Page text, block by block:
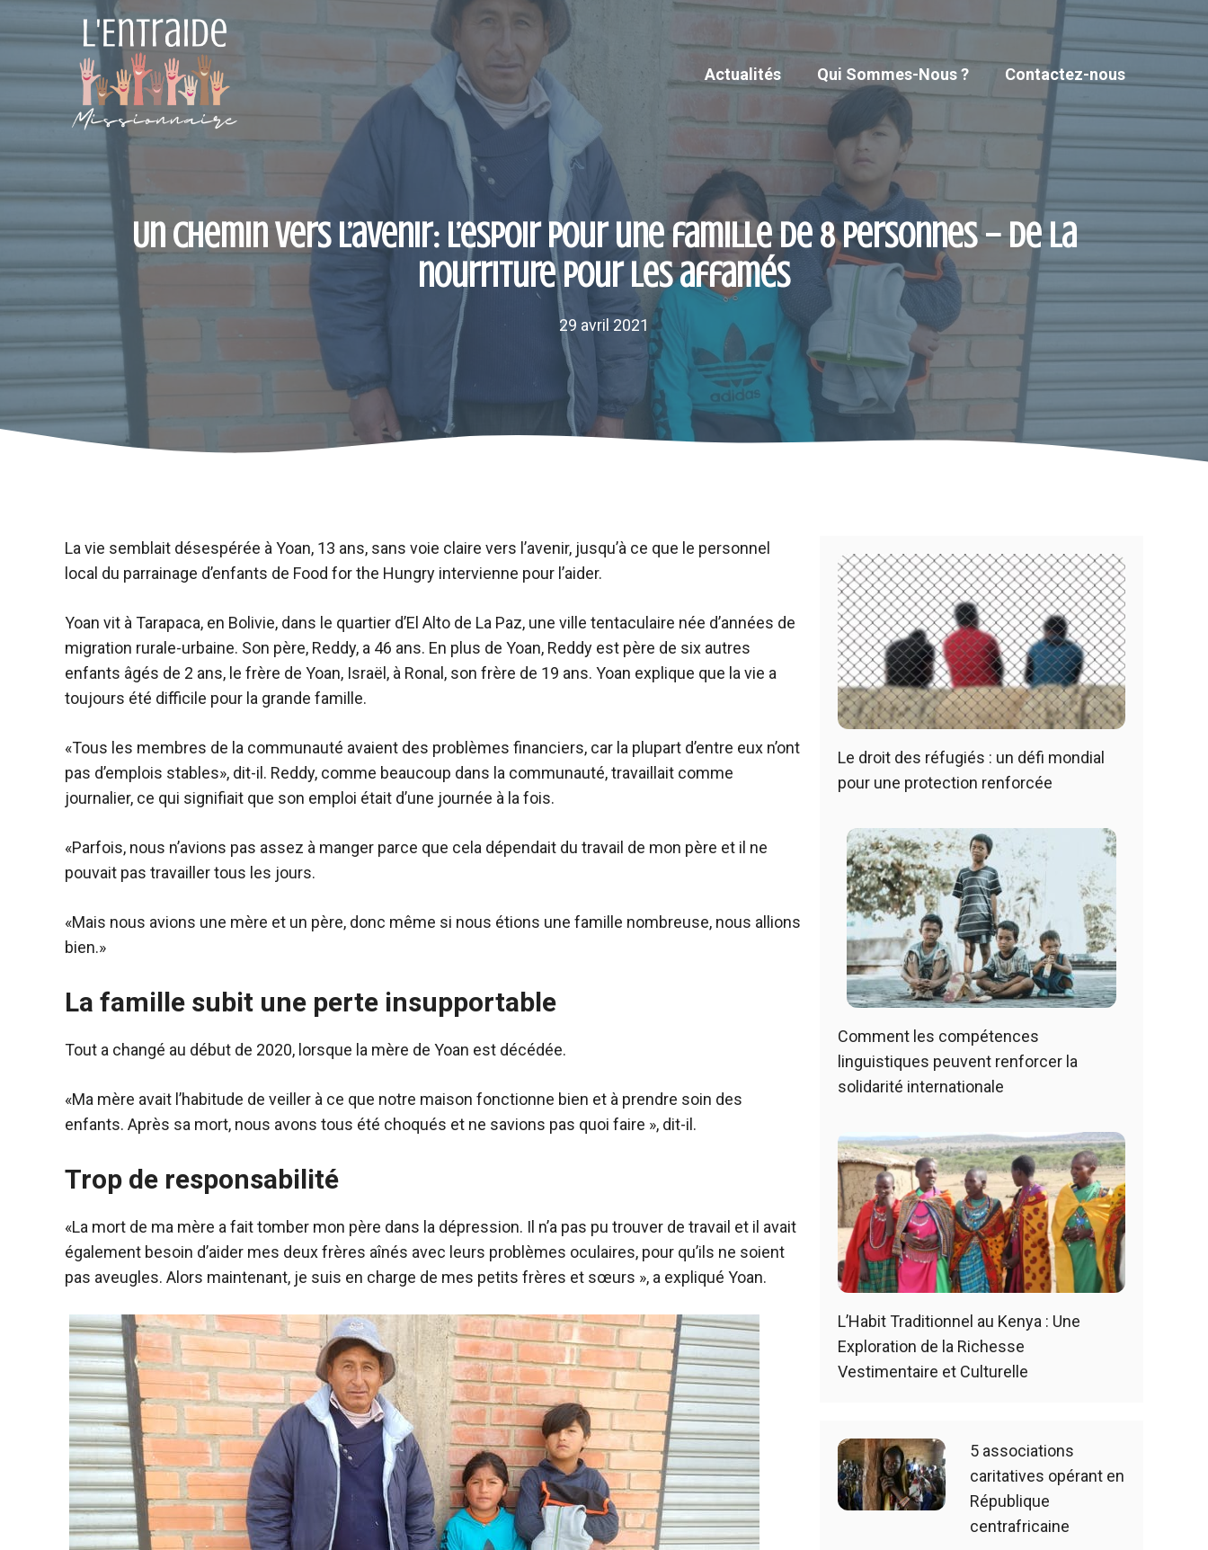
Actualités Qui Sommes-Nous ? Contactez-nous
Un chemin vers l’avenir: l’espoir pour une famille de 8 personnes – De la
nourriture pour les affamés
29 avril 2021
La vie semblait désespérée à Yoan, 13 ans, sans voie claire vers l’avenir, jusqu’à ce que le personnel
local du parrainage d’enfants de Food for the Hungry intervienne pour l’aider.
Yoan vit à Tarapaca, en Bolivie, dans le quartier d’El Alto de La Paz, une ville tentaculaire née d’années de
migration rurale-urbaine. Son père, Reddy, a 46 ans. En plus de Yoan, Reddy est père de six autres
enfants âgés de 2 ans, le frère de Yoan, Israël, à Ronal, son frère de 19 ans. Yoan explique que la vie a
toujours été difficile pour la grande famille.
«Tous les membres de la communauté avaient des problèmes financiers, car la plupart d’entre eux n’ont
pas d’emplois stables», dit-il. Reddy, comme beaucoup dans la communauté, travaillait comme
journalier, ce qui signifiait que son emploi était d’une journée à la fois.
«Parfois, nous n’avions pas assez à manger parce que cela dépendait du travail de mon père et il ne
pouvait pas travailler tous les jours.
«Mais nous avions une mère et un père, donc même si nous étions une famille nombreuse, nous allions
bien.»
La famille subit une perte insupportable
Tout a changé au début de 2020, lorsque la mère de Yoan est décédée.
«Ma mère avait l’habitude de veiller à ce que notre maison fonctionne bien et à prendre soin des
enfants. Après sa mort, nous avons tous été choqués et ne savions pas quoi faire », dit-il.
Trop de responsabilité
«La mort de ma mère a fait tomber mon père dans la dépression. Il n’a pas pu trouver de travail et il avait
également besoin d’aider mes deux frères aînés avec leurs problèmes oculaires, pour qu’ils ne soient
pas aveugles. Alors maintenant, je suis en charge de mes petits frères et sœurs », a expliqué Yoan.
Le droit des réfugiés : un défi mondial
pour une protection renforcée
Comment les compétences
linguistiques peuvent renforcer la
solidarité internationale
L’Habit Traditionnel au Kenya : Une
Exploration de la Richesse
Vestimentaire et Culturelle
5 associations
caritatives opérant en
République
centrafricaine